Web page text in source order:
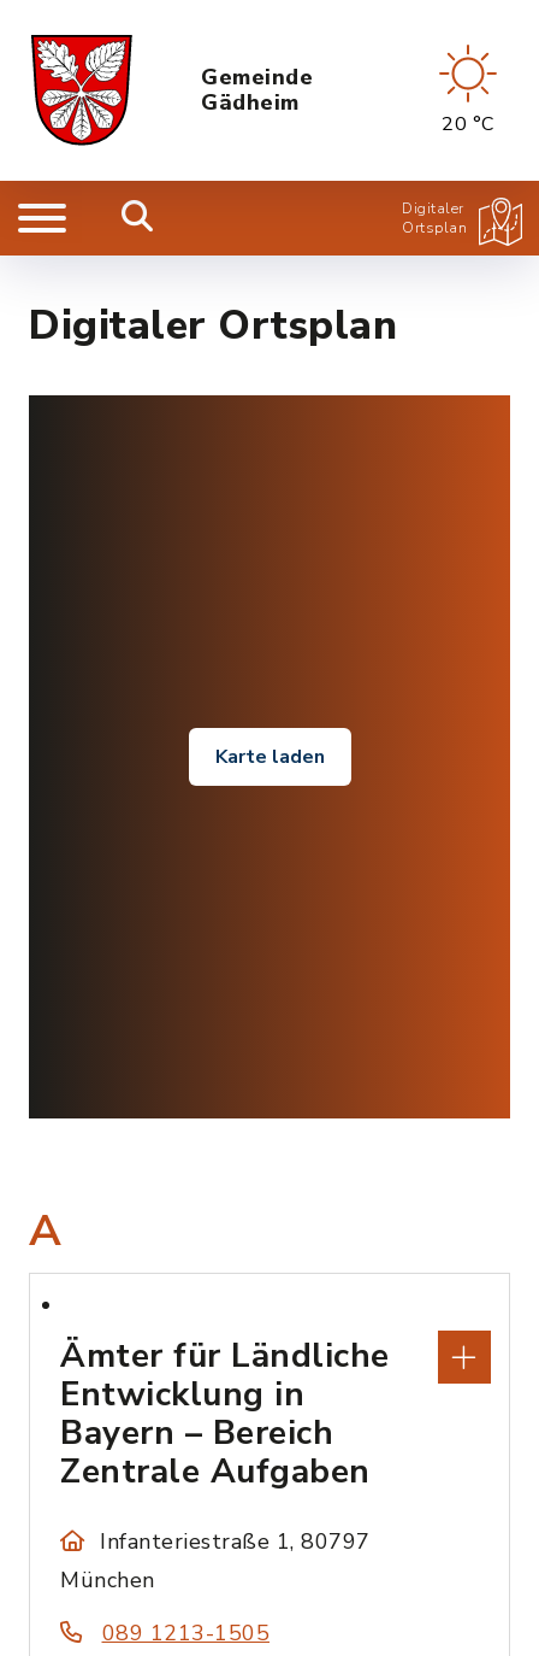
Gemeinde
Gädheim
20 °C
Digitaler
Ortsplan
Digitaler Ortsplan
Karte laden
A
Ämter für Ländliche
Entwicklung in
Bayern – Bereich
Zentrale Aufgaben
Infanteriestraße 1, 80797
München
089 1213-1505